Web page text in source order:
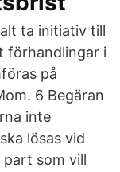
ta initiativ till
förhandlingar i
på
6 Begäran
inte
lösas vid
part som vill